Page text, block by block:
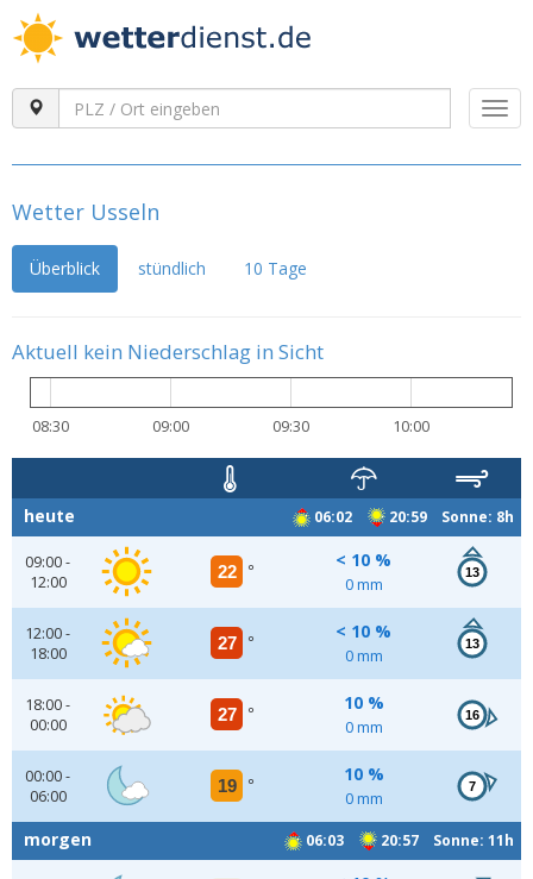
Wetter Usseln
Überblick stündlich 10 Tage
Aktuell kein Niederschlag in Sicht
08:30 09:00 09:30 10:00
06:02 20:59 Sonne: 8h
heute
09:00 -
12:00
22 °
< 10 %
0 mm
13
12:00 -
18:00
27 °
< 10 %
0 mm
13
18:00 -
00:00
27 °
10 %
0 mm
16
00:00 -
06:00
19 °
10 %
0 mm
7
06:03 20:57 Sonne: 11h
morgen